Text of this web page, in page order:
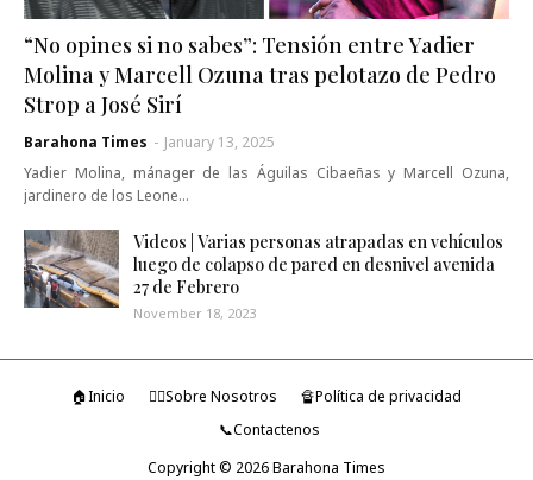
“No opines si no sabes”: Tensión entre Yadier
Molina y Marcell Ozuna tras pelotazo de Pedro
Strop a José Sirí
Barahona Times - January 13, 2025
Yadier Molina, mánager de las Águilas Cibaeñas y Marcell Ozuna,
jardinero de los Leone…
Videos | Varias personas atrapadas en vehículos
luego de colapso de pared en desnivel avenida
27 de Febrero
November 18, 2023
🏠Inicio 🤷‍♂️Sobre Nosotros
🔏Política de privacidad
📞Contactenos
Copyright © 2026Barahona Times